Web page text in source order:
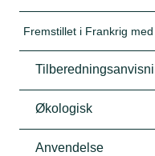
Fremstillet i Frankrig
Økologisk
Anvendelse